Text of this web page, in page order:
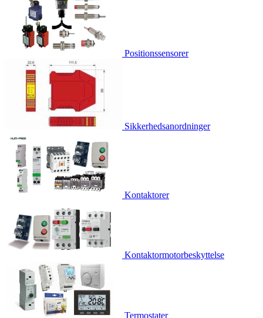
Positionssensorer
Sikkerhedsanordninger
Kontaktorer
Kontaktormotorbeskyttelse
Termostater